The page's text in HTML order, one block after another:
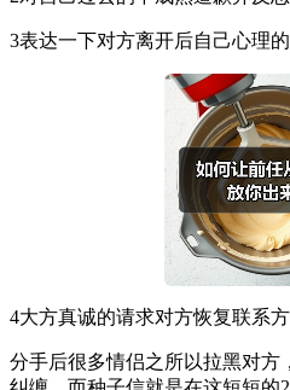
3表达一下对方离开后自己心理的
4大方真诚的请求对方恢复联系方
分手后很多情侣之所以拉黑对方